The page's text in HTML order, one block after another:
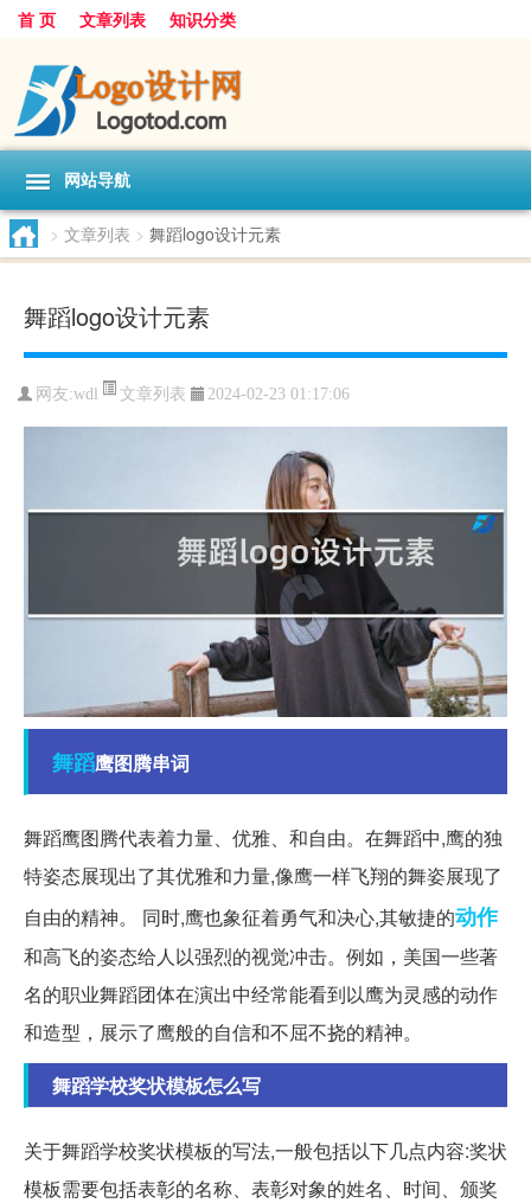
首 页 文章列表 知识分类
网站导航
> 文章列表 > 舞蹈logo设计元素
舞蹈logo设计元素
网友:wdl 文章列表 2024-02-23 01:17:06
舞蹈鹰图腾串词
舞蹈鹰图腾代表着力量、优雅、和自由。在舞蹈中,鹰的独
特姿态展现出了其优雅和力量,像鹰一样飞翔的舞姿展现了
自由的精神。 同时,鹰也象征着勇气和决心,其敏捷的动作
和高飞的姿态给人以强烈的视觉冲击。例如，美国一些著
名的职业舞蹈团体在演出中经常能看到以鹰为灵感的动作
和造型，展示了鹰般的自信和不屈不挠的精神。
舞蹈学校奖状模板怎么写
关于舞蹈学校奖状模板的写法,一般包括以下几点内容:奖状
模板需要包括表彰的名称、表彰对象的姓名、时间、颁奖